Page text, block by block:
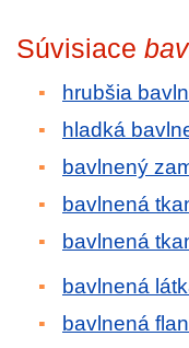
Súvisiace
hrubšia
hladká
bavlnený
bavlnená
bavlnená
bavlnená
bavlnená